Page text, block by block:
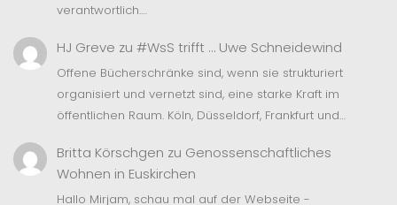
verantwortlich.…
HJ Greve zu #WsS trifft … Uwe Schneidewind
Offene Bücherschränke sind, wenn sie strukturiert
organisiert und vernetzt sind, eine starke Kraft im
öffentlichen Raum. Köln, Düsseldorf, Frankfurt und…
Britta Körschgen zu Genossenschaftliches
Wohnen in Euskirchen
Hallo Mirjam, schau mal auf der Webseite -